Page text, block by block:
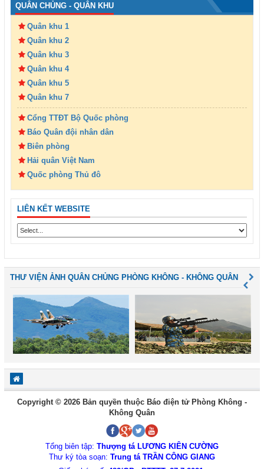
QUÂN CHỦNG - QUÂN KHU
Quân khu 1
Quân khu 2
Quân khu 3
Quân khu 4
Quân khu 5
Quân khu 7
Cổng TTĐT Bộ Quốc phòng
Báo Quân đội nhân dân
Biên phòng
Hải quân Việt Nam
Quốc phòng Thủ đô
LIÊN KẾT WEBSITE
THƯ VIỆN ẢNH QUÂN CHỦNG PHÒNG KHÔNG - KHÔNG QUÂN
Copyright © 2026 Bản quyền thuộc Báo điện tử Phòng Không -
Không Quân
Tổng biên tập: Thượng tá LƯƠNG KIÊN CƯỜNG
Thư ký tòa soạn: Trung tá TRẦN CÔNG GIANG